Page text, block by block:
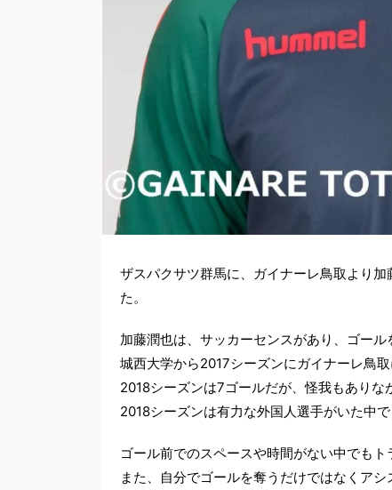
ザスパクサツ群馬に、ガイナーレ鳥取より
た。
加藤潤也は、サッカーセンスがあり、ゴール
城西大学から2017シーズンにガイナーレ鳥
2018シーズンは7ゴールだが、怪我もありな
2018シーズンは有力な外国人選手がいた中
ゴール前でのスペースや時間がない中でもト
また、自分でゴールを奪うだけではなくア